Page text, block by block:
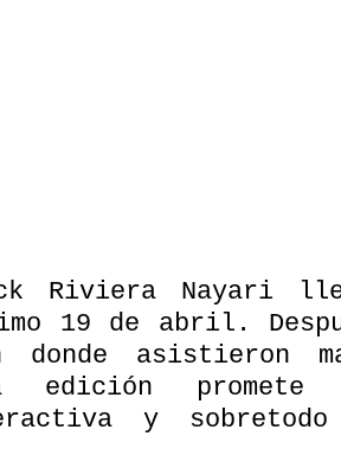
Riviera Nayari
19 de abril.
donde asistieron
edición
y